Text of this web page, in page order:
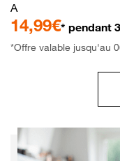
A
14,99€* pendant
*Offre valable jusqu'au